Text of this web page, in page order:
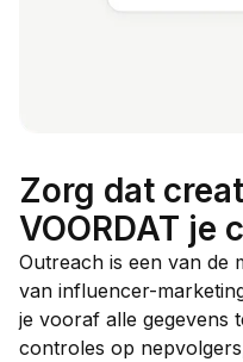
Zorg dat
VOORDAT je
Outreach is een van de
van influencer-
je vooraf alle gegevens
controles op